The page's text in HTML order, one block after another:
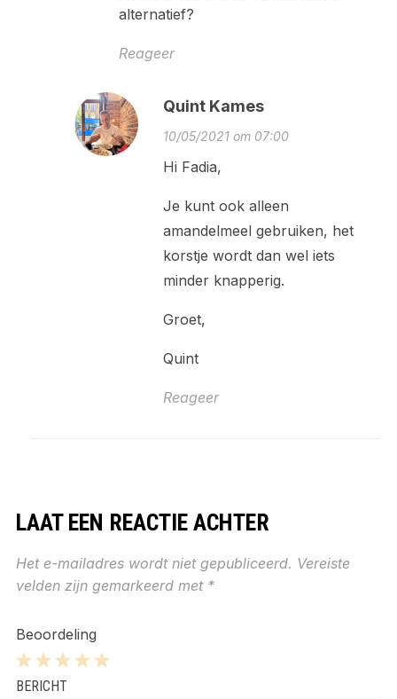
alternatief?
Reageer
Quint Kames
10/05/2021 om 07:00
Hi Fadia,
Je kunt ook alleen
amandelmeel gebruiken, het
korstje wordt dan wel iets
minder knapperig.
Groet,
Quint
Reageer
LAAT EEN REACTIE ACHTER
Het e-mailadres wordt niet gepubliceerd. Vereiste
velden zijn gemarkeerd met *
Beoordeling
3
2
1BERICHT